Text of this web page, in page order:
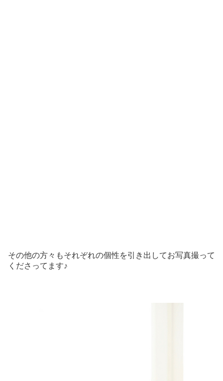
その他の方々もそれぞれの個性を引き出してお写真撮って
くださってます♪